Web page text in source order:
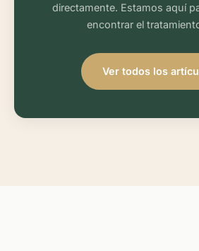
directamente. Estamos aquí
encontrar el
Ver todos los